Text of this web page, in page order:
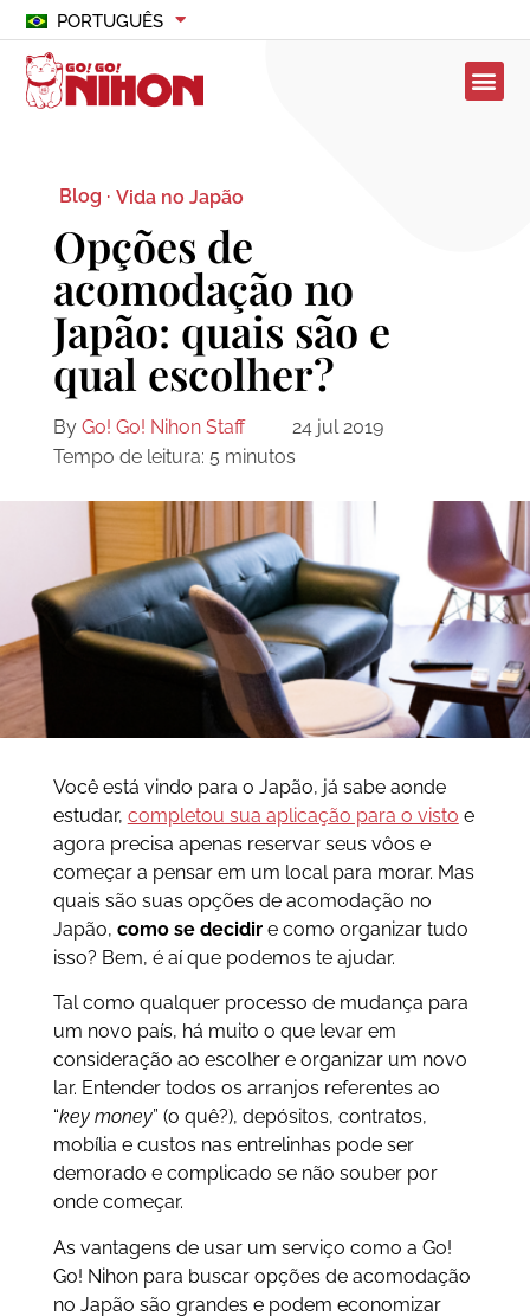
PORTUGUÊS
Blog · Vida no Japão
Opções de
acomodação no
Japão: quais são e
qual escolher?
By Go! Go! Nihon Staff
24 jul 2019
Tempo de leitura: 5 minutos
Você está vindo para o Japão, já sabe aonde
estudar, completou sua aplicação para o visto e
agora precisa apenas reservar seus vôos e
começar a pensar em um local para morar. Mas
quais são suas opções de acomodação no
Japão, como se decidir e como organizar tudo
isso? Bem, é aí que podemos te ajudar.
Tal como qualquer processo de mudança para
um novo país, há muito o que levar em
consideração ao escolher e organizar um novo
lar. Entender todos os arranjos referentes ao
“key money” (o quê?), depósitos, contratos,
mobília e custos nas entrelinhas pode ser
demorado e complicado se não souber por
onde começar.
As vantagens de usar um serviço como a Go!
Go! Nihon para buscar opções de acomodação
no Japão são grandes e podem economizar